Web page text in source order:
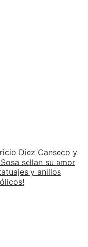
Diez Canseco y
sellan su amor
y anillos